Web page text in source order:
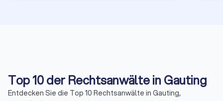
Top 10 der Rechtsanwälte in Gauting
Entdecken Sie die Top 10 Rechtsanwälte in Gauting,